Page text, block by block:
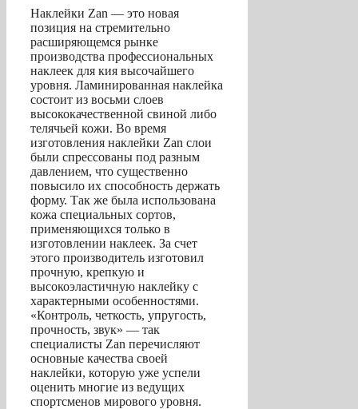
Наклейки Zan — это новая
позиция на стремительно
расширяющемся рынке
производства профессиональных
наклеек для кия высочайшего
уровня. Ламинированная наклейка
состоит из восьми слоев
высококачественной свиной либо
телячьей кожи. Во время
изготовления наклейки Zan cлои
были спрессованы под разным
давлением, что существенно
повысило их способность держать
форму. Так же была использована
кожа специальных сортов,
применяющихся только в
изготовлении наклеек. За счет
этого производитель изготовил
прочную, крепкую и
высокоэластичную наклейку с
характерными особенностями.
«Контроль, четкость, упругость,
прочность, звук» — так
специалисты Zan перечисляют
основные качества своей
наклейки, которую уже успели
оценить многие из ведущих
спортсменов мирового уровня.